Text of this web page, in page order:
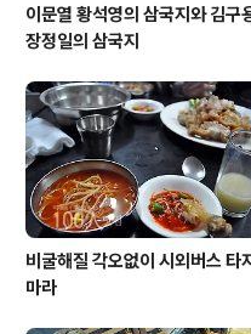
이문열 황석영의 삼국지와 김구
장정일의 삼국지
비굴해질 각오없이 시외버스 타지
마라